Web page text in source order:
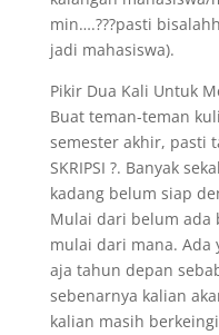
min….???pasti
jadi mahasiswa).
Pikir Dua Kali Untuk
Buat teman-teman
semester akhir, pasti
SKRIPSI ?. Banyak
kadang belum siap
Mulai dari belum ada
mulai dari mana.
aja tahun depan
sebenarnya kalian
kalian masih